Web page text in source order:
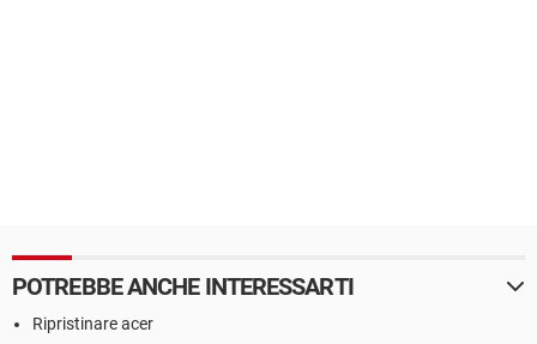
POTREBBE ANCHE INTERESSARTI
Ripristinare acer